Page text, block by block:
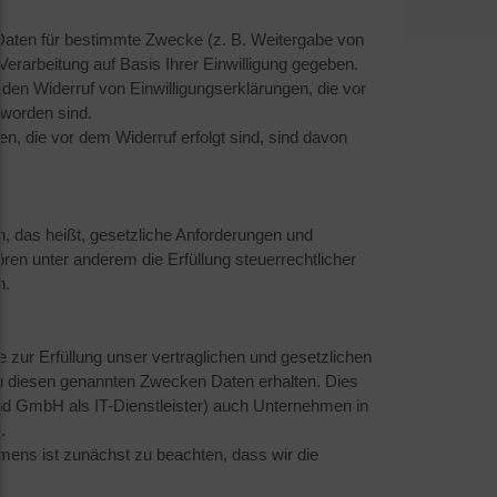
für bestimmte Zwecke (z. B. Weitergabe von
auf Basis Ihrer Einwilligung gegeben.
Widerruf von Einwilligungserklärungen, die vor
sind.
die vor dem Widerruf erfolgt sind, sind davon
das heißt, gesetzliche Anforderungen und
unter anderem die Erfüllung steuerrechtlicher
zur Erfüllung unser vertraglichen und gesetzlichen
genannten Zwecken Daten erhalten. Dies
GmbH als IT-Dienstleister) auch Unternehmen in
ist zunächst zu beachten, dass wir die